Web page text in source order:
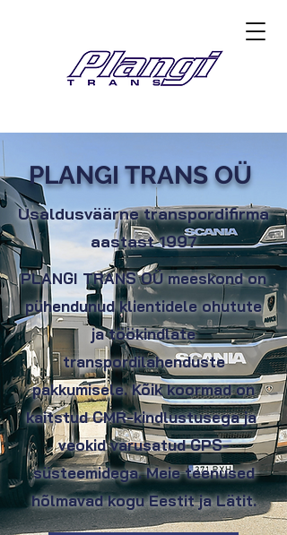
PLANGI TRANS OÜ
Usaldusväärne transpordifirma
aastast 1997
PLANGI TRANS OÜ meeskond on
pühendunud klientidele ohutute
ja töökindlate
transpordilahenduste
pakkumisele. Kõik koormad on
kaitstud CMR-kindlustusega ja
veokid varusatud GPS-
süsteemidega. Meie teenused
hõlmavad kogu Eestit ja Lätit.